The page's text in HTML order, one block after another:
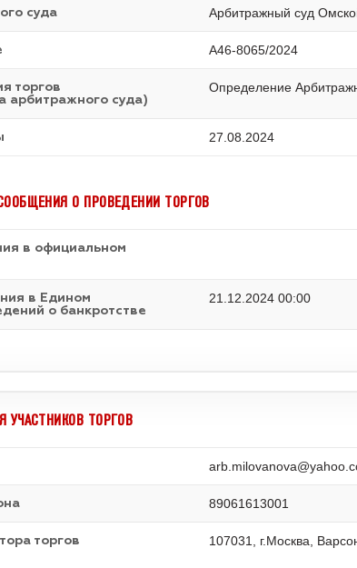
суда Арбитражный суд
А46-8065/2024
торгов
арбитражного суда)
Определение
27.08.2024
О ПРОВЕДЕНИИ ТОРГОВ
в официальном
в Едином
о банкротстве
21.12.2024 00:00
УЧАСТНИКОВ ТОРГОВ
89061613001
торгов 107031, г.Москва,